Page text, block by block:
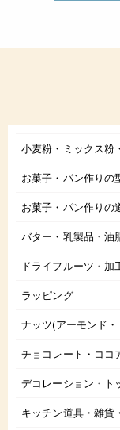
小麦粉・ミックス粉
お菓子・パン作りの
お菓子・パン作りの
バター・乳製品・油
ドライフルーツ・加
ラッピング
ナッツ(アーモンド
チョコレート・ココ
デコレーション・ト
キッチン道具・雑貨